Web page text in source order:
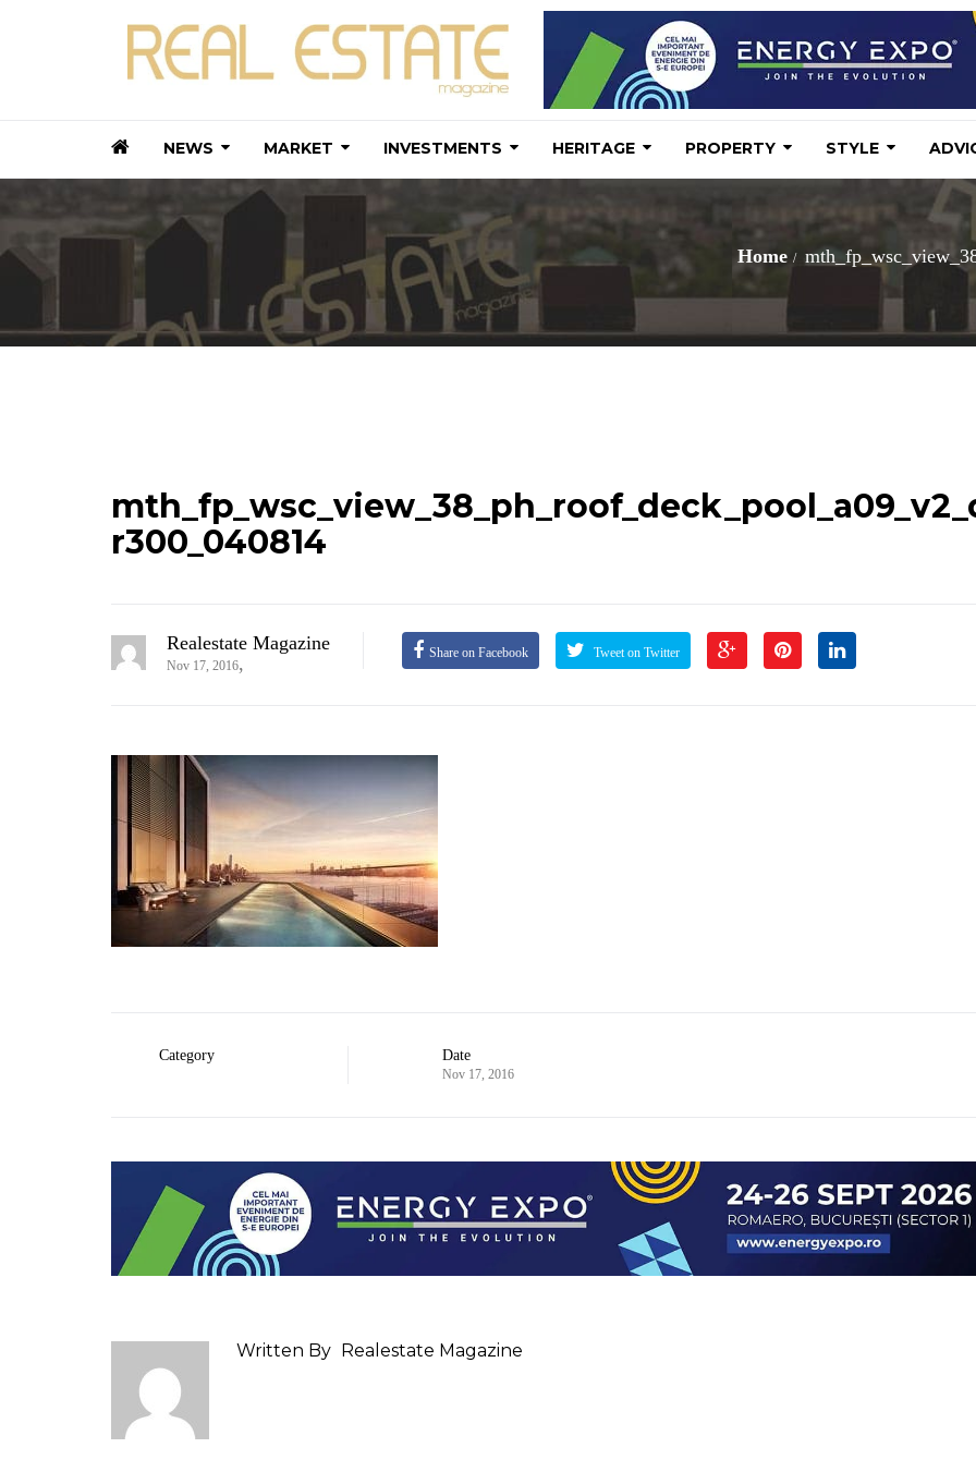
NEWS MARKET INVESTMENTS HERITAGE PROPERTY STYLE
Home
r300_040814
Realestate Magazine
Nov 17, 2016, Share on Facebook Tweet on Twitter
Category Date
Nov 17, 2016
Written By Realestate Magazine